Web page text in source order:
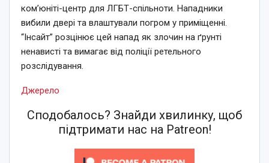
ком’юніті-центр для ЛГБТ-спільноти. Нападники
вибили двері та влаштували погром у приміщенні.
“Інсайт” розцінює цей напад як злочин на ґрунті
ненависті та вимагає від поліції ретельного
розслідування.
Джерело
Сподобалось? Знайди хвилинку, щоб
підтримати нас на Patreon!